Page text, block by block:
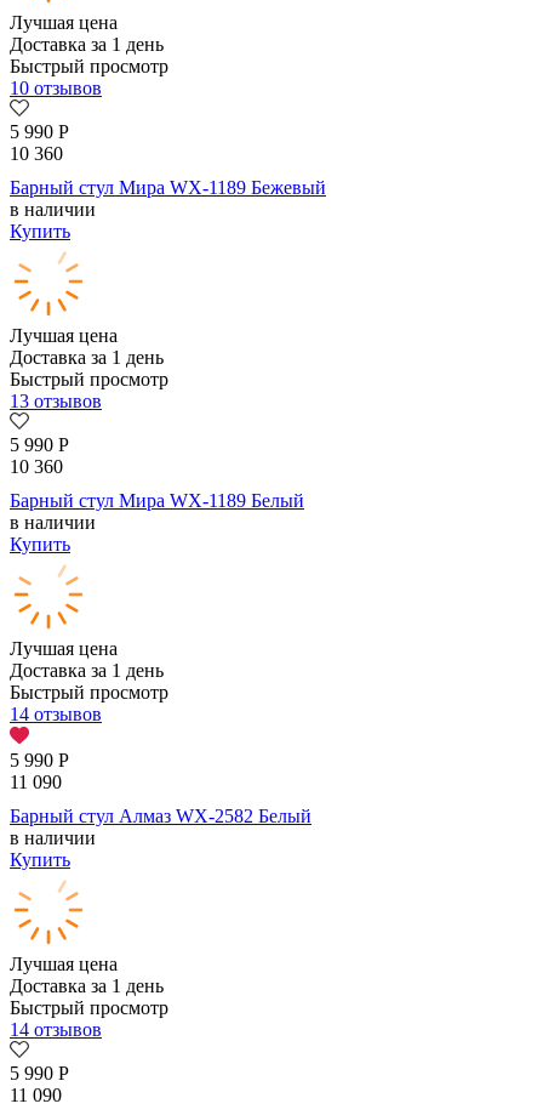
Лучшая цена
Доставка за 1 день
Быстрый просмотр
10 отзывов
5 990 Р
10 360
Барный стул Мира WX-1189 Бежевый
в наличии
Купить
Лучшая цена
Доставка за 1 день
Быстрый просмотр
13 отзывов
5 990 Р
10 360
Барный стул Мира WX-1189 Белый
в наличии
Купить
Лучшая цена
Доставка за 1 день
Быстрый просмотр
14 отзывов
5 990 Р
11 090
Барный стул Алмаз WX-2582 Белый
в наличии
Купить
Лучшая цена
Доставка за 1 день
Быстрый просмотр
14 отзывов
5 990 Р
11 090